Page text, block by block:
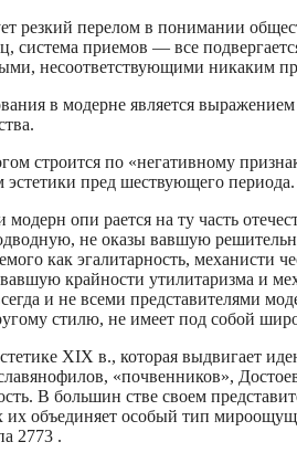
резкий пере­лом в понимании
система приемов — все
несоответствующими ни­каким
в модерне является
строится по «негативному
пред­ шествующего периода.
опи­ рается на ту часть
не оказы­ вавшую
как эгалитарность, механисти­
крайности утилитаризма и
и не всеми представителями
стилю, не имеет под собой
XIX в., которая выдвигает
«почвенников»,
В большин­ стве своем
их объединяет особый тип
2773 .